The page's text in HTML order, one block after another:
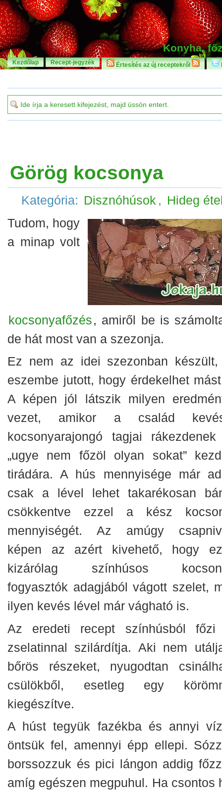
Konyha,
Kezdőlap Recept-jegyzék Értesítés az új receptekről
Görög kocsonya
Kategória: Disznóhúsok , Hideg
Tudom, hogy
a minap volt
kocsonyafőzés, amiről be is
de hát most van a szezonja.
Ez nem az idei szezonban
eszembe jutott, hogy érdekelhet
A képen jól látszik milyen
vezet, amikor a család
kocsonyarajongó tagjai
„ugye nem főzöl olyan sokat”
tirádára. A hús mennyisége már
csak a lével lehet takarékosan
csökkentve ezzel a kész
mennyiségét. Az amúgy
képen az azért kivehető, hogy
kizárólag színhúsos
fogyasztók adagjából vágott szelet,
ilyen kevés lével már vágható is.
Az eredeti recept színhúsból főzi
zselatinnal szilárdítja. Aki nem
bőrös részeket, nyugodtan
csülökből, esetleg egy
kiegészítve.
A húst tegyük fazékba és annyi
öntsük fel, amennyi épp ellepi.
borssozzuk és pici lángon addig
amíg egészen megpuhul. Ha csontos